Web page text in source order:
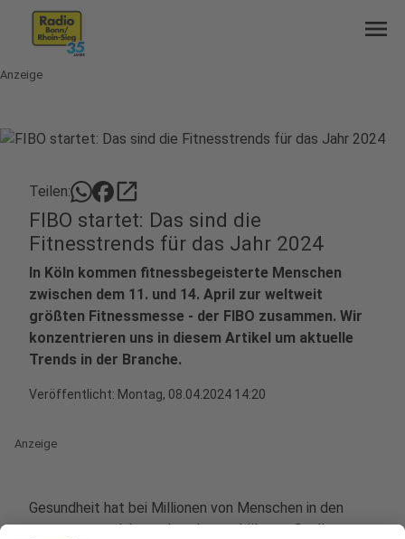
menu
Anzeige
Teilen: open_in_new
FIBO startet: Das sind die
Fitnesstrends für das Jahr 2024
In Köln kommen fitnessbegeisterte Menschen
zwischen dem 11. und 14. April zur weltweit
größten Fitnessmesse - der FIBO zusammen. Wir
konzentrieren uns in diesem Artikel um aktuelle
Trends in der Branche.
Veröffentlicht: Montag, 08.04.2024 14:20
Anzeige
Gesundheit hat bei Millionen von Menschen in den
vergangenen Jahren einen immer höheren Stellenwert